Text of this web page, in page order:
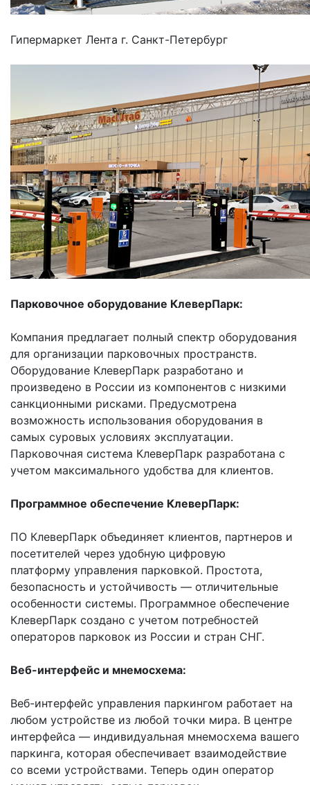
Гипермаркет Лента г. Санкт-Петербург
Парковочное оборудование КлеверПарк:
Компания предлагает полный спектр оборудования
для организации парковочных пространств.
Оборудование КлеверПарк разработано и
произведено в России из компонентов с низкими
санкционными рисками. Предусмотрена
возможность использования оборудования в
самых суровых условиях эксплуатации.
Парковочная система КлеверПарк разработана с
учетом максимального удобства для клиентов.
Программное обеспечение КлеверПарк:
ПО КлеверПарк объединяет клиентов, партнеров и
посетителей через удобную цифровую
платформу управления парковкой. Простота,
безопасность и устойчивость — отличительные
особенности системы. Программное обеспечение
КлеверПарк создано с учетом потребностей
операторов парковок из России и стран СНГ.
Веб-интерфейс и мнемосхема:
Веб-интерфейс управления паркингом работает на
любом устройстве из любой точки мира. В центре
интерфейса — индивидуальная мнемосхема вашего
паркинга, которая обеспечивает взаимодействие
со всеми устройствами. Теперь один оператор